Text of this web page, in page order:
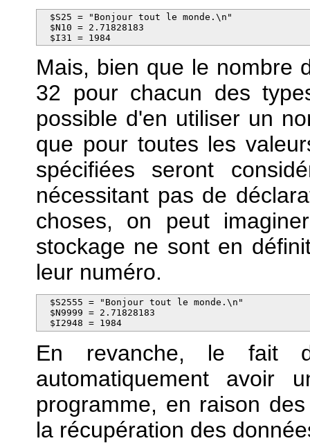
  $S25 = "Bonjour tout le monde.\n"
  $N10 = 2.71828183
  $I31 = 1984
Mais, bien que le nombre
32 pour chacun des
possible d'en utiliser un
que pour toutes les
spécifiées seront
nécessitant pas de
choses, on peut
stockage ne sont en
leur numéro.
  $S2555 = "Bonjour tout le monde.\n"
  $N9999 = 2.71828183
  $I2948 = 1984
En revanche, le fait
automatiquement avoir
programme, en raison
la récupération des